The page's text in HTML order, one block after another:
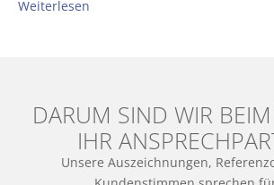
Weiterlesen
DARUM SIND WIR
IHR
Unsere Auszeichnungen,